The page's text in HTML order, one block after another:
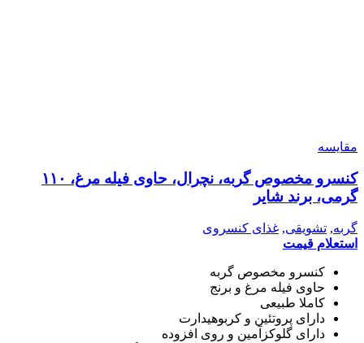
مقایسه
کنسرو مخصوص گربه، نچرال، حاوی فیله مرغ، ۱۱۰
گرمی، برند شایر
گربه, تشویقی, غذای کنسروی
استعلام قیمت
کنسرو مخصوص گربه
حاوی فیله مرغ و برنج
کاملا طبیعی
دارای پروتئین و کربوهیدارت
دارای گلوکزآمین و روی افزوده